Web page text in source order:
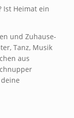
Ist Heimat ein
und Zuhause-
Tanz, Musik
aus